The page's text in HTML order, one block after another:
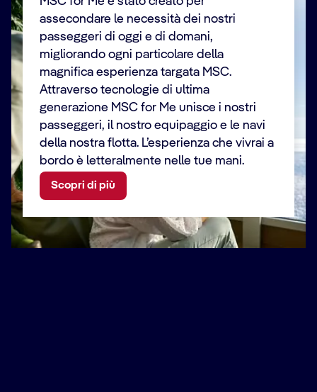
assecondare le necessità dei nostri
passeggeri di oggi e di domani,
migliorando ogni particolare della
magnifica esperienza targata MSC.
Attraverso tecnologie di ultima
generazione MSC for Me unisce i nostri
passeggeri, il nostro equipaggio e le navi
della nostra flotta. L’esperienza che vivrai a
bordo è letteralmente nelle tue mani.
Scopri di più